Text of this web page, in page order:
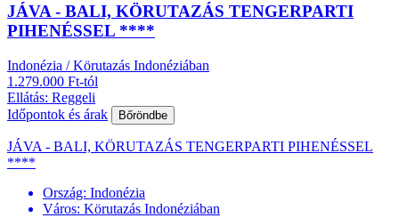
JÁVA - BALI, KÖRUTAZÁS TENGERPARTI
PIHENÉSSEL ****
Indonézia / Körutazás Indonéziában
1.279.000 Ft-tól
Ellátás: Reggeli
Időpontok és árak
Bőröndbe
JÁVA - BALI, KÖRUTAZÁS TENGERPARTI PIHENÉSSEL
****
Ország: Indonézia
Város: Körutazás Indonéziában